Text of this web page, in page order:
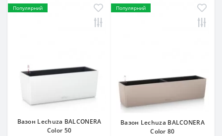
Популярний
Вазон Lechuza BALCONERA
Color 50
Популярний
Вазон Lechuza BALCONERA
Color 80